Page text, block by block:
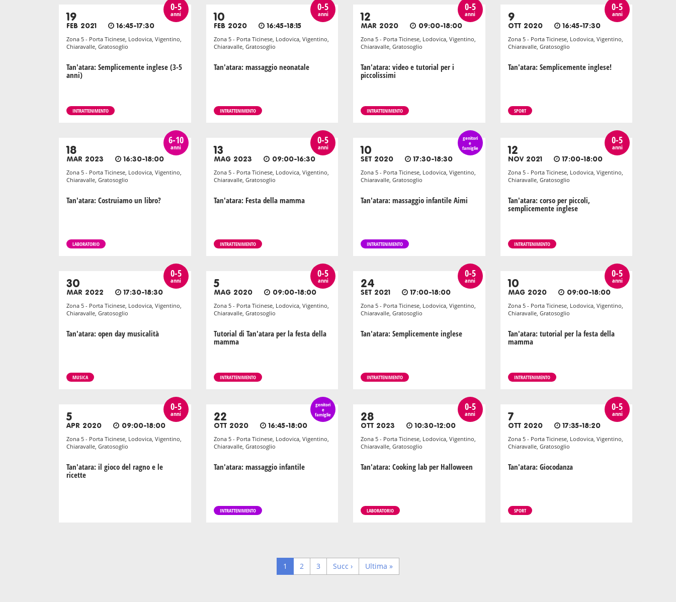
0-5
anni
19
FEB 2021 16:45-17:30
Zona 5 - Porta Ticinese, Lodovica, Vigentino,
Chiaravalle, Gratosoglio
Tan'atara: Semplicemente inglese (3-5
anni)
INTRATTENIMENTO
0-5
anni
10
FEB 2020 16:45-18:15
Zona 5 - Porta Ticinese, Lodovica, Vigentino,
Chiaravalle, Gratosoglio
Tan'atara: massaggio neonatale
INTRATTENIMENTO
0-5
anni
12
MAR 2020 09:00-18:00
Zona 5 - Porta Ticinese, Lodovica, Vigentino,
Chiaravalle, Gratosoglio
Tan'atara: video e tutorial per i
piccolissimi
INTRATTENIMENTO
0-5
anni
9
OTT 2020 16:45-17:30
Zona 5 - Porta Ticinese, Lodovica, Vigentino,
Chiaravalle, Gratosoglio
Tan'atara: Semplicemente inglese!
SPORT
6-10
anni
18
MAR 2023 16:30-18:00
Zona 5 - Porta Ticinese, Lodovica, Vigentino,
Chiaravalle, Gratosoglio
Tan'atara: Costruiamo un libro?
LABORATORIO
0-5
anni
13
MAG 2023 09:00-16:30
Zona 5 - Porta Ticinese, Lodovica, Vigentino,
Chiaravalle, Gratosoglio
Tan'atara: Festa della mamma
INTRATTENIMENTO
genitori
e
famiglie
10
SET 2020 17:30-18:30
Zona 5 - Porta Ticinese, Lodovica, Vigentino,
Chiaravalle, Gratosoglio
Tan'atara: massaggio infantile Aimi
INTRATTENIMENTO
0-5
anni
12
NOV 2021 17:00-18:00
Zona 5 - Porta Ticinese, Lodovica, Vigentino,
Chiaravalle, Gratosoglio
Tan'atara: corso per piccoli,
semplicemente inglese
INTRATTENIMENTO
0-5
anni
30
MAR 2022 17:30-18:30
Zona 5 - Porta Ticinese, Lodovica, Vigentino,
Chiaravalle, Gratosoglio
Tan'atara: open day musicalità
MUSICA
0-5
anni
5
MAG 2020 09:00-18:00
Zona 5 - Porta Ticinese, Lodovica, Vigentino,
Chiaravalle, Gratosoglio
Tutorial di Tan'atara per la festa della
mamma
INTRATTENIMENTO
0-5
anni
24
SET 2021 17:00-18:00
Zona 5 - Porta Ticinese, Lodovica, Vigentino,
Chiaravalle, Gratosoglio
Tan'atara: Semplicemente inglese
INTRATTENIMENTO
0-5
anni
10
MAG 2020 09:00-18:00
Zona 5 - Porta Ticinese, Lodovica, Vigentino,
Chiaravalle, Gratosoglio
Tan'atara: tutorial per la festa della
mamma
INTRATTENIMENTO
0-5
anni
5
APR 2020 09:00-18:00
Zona 5 - Porta Ticinese, Lodovica, Vigentino,
Chiaravalle, Gratosoglio
Tan'atara: il gioco del ragno e le
ricette
genitori
e
famiglie
22
OTT 2020 16:45-18:00
Zona 5 - Porta Ticinese, Lodovica, Vigentino,
Chiaravalle, Gratosoglio
Tan'atara: massaggio infantile
INTRATTENIMENTO
0-5
anni
28
OTT 2023 10:30-12:00
Zona 5 - Porta Ticinese, Lodovica, Vigentino,
Chiaravalle, Gratosoglio
Tan'atara: Cooking lab per Halloween
LABORATORIO
0-5
anni
7
OTT 2020 17:35-18:20
Zona 5 - Porta Ticinese, Lodovica, Vigentino,
Chiaravalle, Gratosoglio
Tan'atara: Giocodanza
SPORT
Pagina
corrente
1 Page
2 Page
3
Next
page
Succ ›
Last
page
Ultima »